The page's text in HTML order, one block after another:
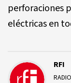
perforaciones
eléctricas en
RFI